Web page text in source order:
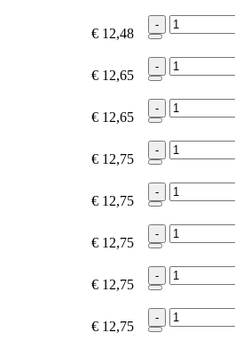
€ 12,48
-
€ 12,65
-
€ 12,65
-
€ 12,75
-
€ 12,75
-
€ 12,75
-
€ 12,75
-
€ 12,75
-